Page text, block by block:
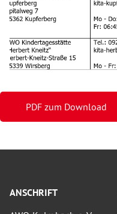
PDF zum Download
ANSCHRIFT